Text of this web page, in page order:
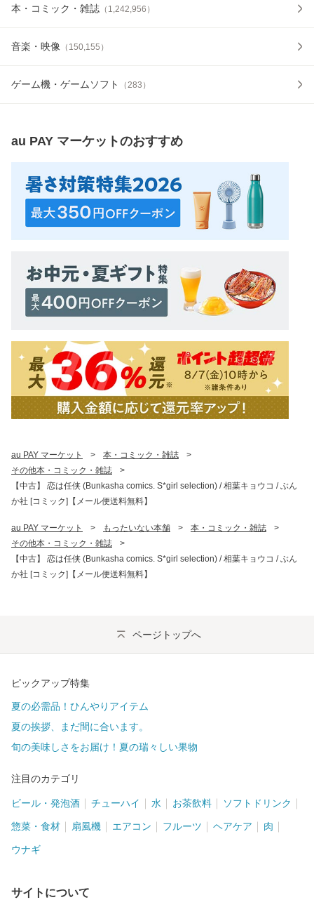
本・コミック・雑誌 （ 1,242,956 ）
音楽・映像 （ 150,155 ）
ゲーム機・ゲームソフト （283 ）
au PAY マーケットのおすすめ
au PAY マーケット > 本・コミック・雑誌
>
その他本・コミック・雑誌
>
【中古】 恋は任侠 (Bunkasha comics. S*girl selection) / 相葉キョウコ / ぶん
か社 [コミック]【メール便送料無料】
au PAY マーケット > もったいない本舗 > 本・コミック・雑誌
>
その他本・コミック・雑誌
>
【中古】 恋は任侠 (Bunkasha comics. S*girl selection) / 相葉キョウコ / ぶん
か社 [コミック]【メール便送料無料】
ページトップへ
ピックアップ特集
夏の必需品！ひんやりアイテム
夏の挨拶、まだ間に合います。
旬の美味しさをお届け！夏の瑞々しい果物
注目のカテゴリ
ビール・発泡酒 チューハイ 水 お茶飲料 ソフトドリンク
惣菜・食材 扇風機 エアコン フルーツ ヘアケア 肉
ウナギ
サイトについて